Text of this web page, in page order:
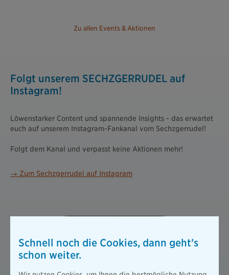
Zu allen Events & Aktionen
Folgt unserem SECHZGERRUDEL auf
Instagram!
Löwenstarker Content und spannende Insights - das erwartet
euch auf unserem Instagram-Fankanal vom Sechzgerrudel!
Folgt dem Kanal und verpasst keine Aktionen mehr!
→ Zum Sechzgerrudel auf Instagram
Schnell noch die Cookies, dann geht's
schon weiter.